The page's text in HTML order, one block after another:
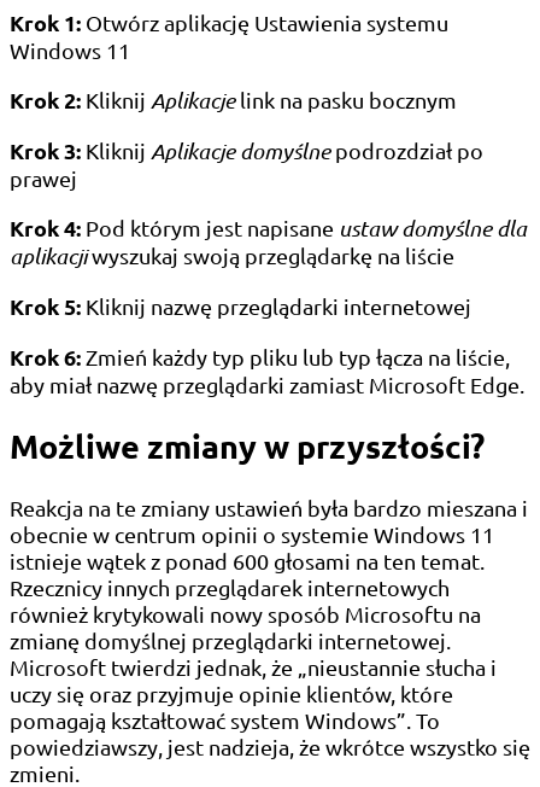
Krok 1: Otwórz aplikację Ustawienia systemu
Windows 11
Krok 2: Kliknij Aplikacjelink na pasku bocznym
Krok 3: Kliknij Aplikacje domyślnepodrozdział po
prawej
Krok 4: Pod którym jest napisane ustaw domyślne dla
aplikacjiwyszukaj swoją przeglądarkę na liście
Krok 5: Kliknij nazwę przeglądarki internetowej
Krok 6: Zmień każdy typ pliku lub typ łącza na liście,
aby miał nazwę przeglądarki zamiast Microsoft Edge.
Możliwe zmiany w przyszłości?
Reakcja na te zmiany ustawień była bardzo mieszana i
obecnie w centrum opinii o systemie Windows 11
istnieje wątek z ponad 600 głosami na ten temat.
Rzecznicy innych przeglądarek internetowych
również krytykowali nowy sposób Microsoftu na
zmianę domyślnej przeglądarki internetowej.
Microsoft twierdzi jednak, że „nieustannie słucha i
uczy się oraz przyjmuje opinie klientów, które
pomagają kształtować system Windows”. To
powiedziawszy, jest nadzieja, że ​​wkrótce wszystko się
zmieni.